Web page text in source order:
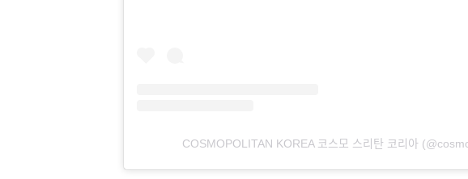
COSMOPOLITAN KOREA 코스모 스리탄 코리아